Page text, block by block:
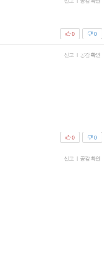
0
0
신고 | 공감 확인
0
0
신고 | 공감 확인